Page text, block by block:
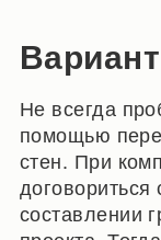
Не всегда
помощью
стен. При
составлении